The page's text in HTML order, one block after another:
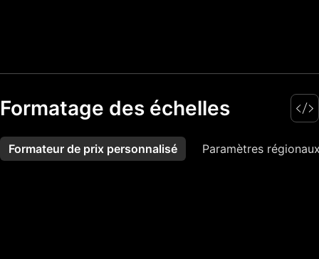
Formatage des échelles
Formateur de prix personnalisé Paramètres
Plus